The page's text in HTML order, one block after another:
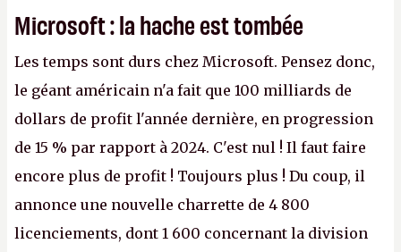
Microsoft : la hache est tombée
Les temps sont durs chez Microsoft. Pensez donc,
le géant américain n'a fait que 100 milliards de
dollars de profit l'année dernière, en progression
de 15 % par rapport à 2024. C'est nul ! Il faut faire
encore plus de profit ! Toujours plus ! Du coup, il
annonce une nouvelle charrette de 4 800
licenciements, dont 1 600 concernant la division